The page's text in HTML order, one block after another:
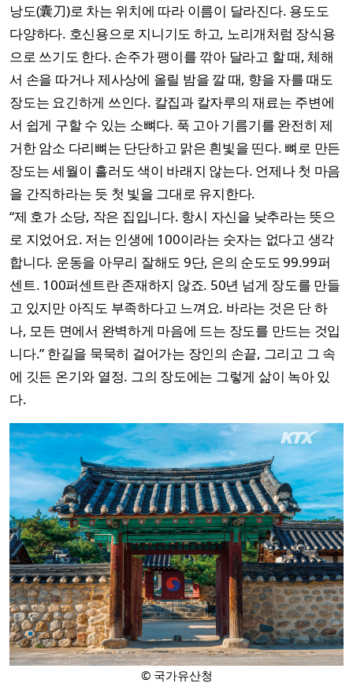
낭도(囊刀)로 차는 위치에 따라 이름이 달라진다. 용도도
다양하다. 호신용으로 지니기도 하고, 노리개처럼 장식용
으로 쓰기도 한다. 손주가 팽이를 깎아 달라고 할 때, 체해
서 손을 따거나 제사상에 올릴 밤을 깔 때, 향을 자를 때도
장도는 요긴하게 쓰인다. 칼집과 칼자루의 재료는 주변에
서 쉽게 구할 수 있는 소뼈다. 푹 고아 기름기를 완전히 제
거한 암소 다리뼈는 단단하고 맑은 흰빛을 띤다. 뼈로 만든
장도는 세월이 흘러도 색이 바래지 않는다. 언제나 첫 마음
을 간직하라는 듯 첫 빛을 그대로 유지한다.
“제 호가 소당, 작은 집입니다. 항시 자신을 낮추라는 뜻으
로 지었어요. 저는 인생에 100이라는 숫자는 없다고 생각
합니다. 운동을 아무리 잘해도 9단, 은의 순도도 99.99퍼
센트. 100퍼센트란 존재하지 않죠. 50년 넘게 장도를 만들
고 있지만 아직도 부족하다고 느껴요. 바라는 것은 단 하
나, 모든 면에서 완벽하게 마음에 드는 장도를 만드는 것입
니다.” 한길을 묵묵히 걸어가는 장인의 손끝, 그리고 그 속
에 깃든 온기와 열정. 그의 장도에는 그렇게 삶이 녹아 있
다.
© 국가유산청